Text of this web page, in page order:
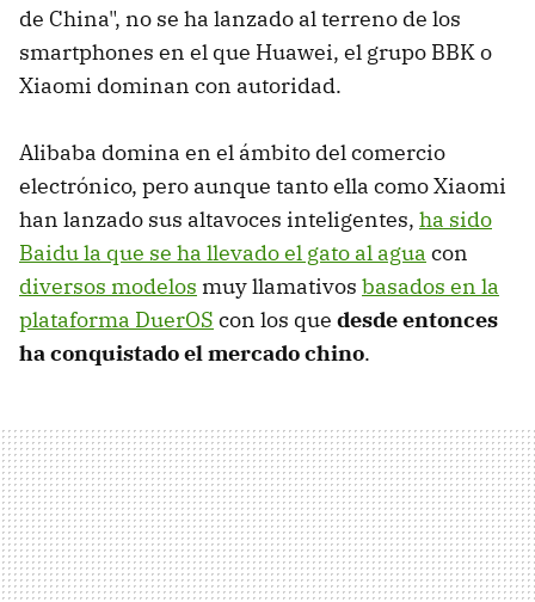
de China", no se ha lanzado al terreno de los
smartphones en el que Huawei, el grupo BBK o
Xiaomi dominan con autoridad.
Alibaba domina en el ámbito del comercio
electrónico, pero aunque tanto ella como Xiaomi
han lanzado sus altavoces inteligentes, ha sido
Baidu la que se ha llevado el gato al agua con
diversos modelos muy llamativos basados en la
plataforma DuerOS con los que desde entonces
ha conquistado el mercado chino.